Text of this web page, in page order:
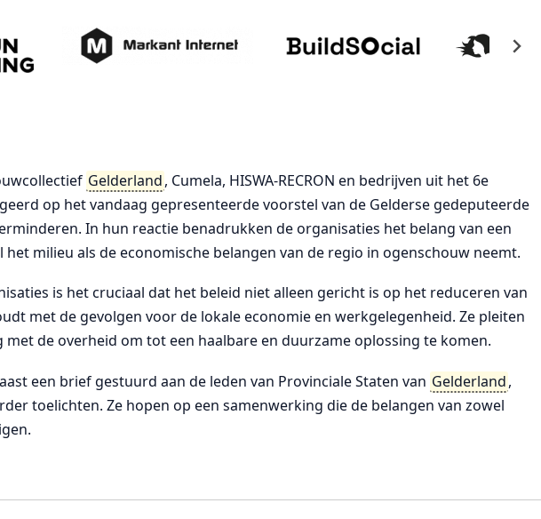
Gelderland, Cumela, HISWA-RECRON en bedrijven uit het 6e
op het vandaag gepresenteerde voorstel van de Gelderse gedeputeerde
In hun reactie benadrukken de organisaties het belang van een
milieu als de economische belangen van de regio in ogenschouw neemt.
is het cruciaal dat het beleid niet alleen gericht is op het reduceren van
met de gevolgen voor de lokale economie en werkgelegenheid. Ze pleiten
de overheid om tot een haalbare en duurzame oplossing te komen.
een brief gestuurd aan de leden van Provinciale Staten van Gelderland,
toelichten. Ze hopen op een samenwerking die de belangen van zowel